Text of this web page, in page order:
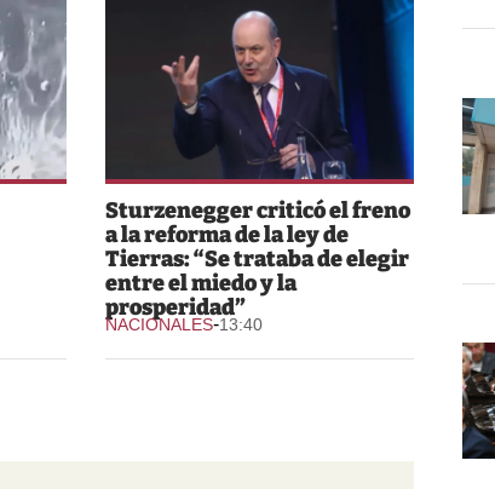
Sturzenegger criticó el freno
a la reforma de la ley de
Tierras: “Se trataba de elegir
entre el miedo y la
prosperidad”
NACIONALES-13:40